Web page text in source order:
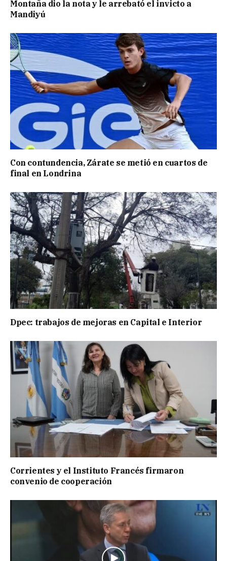
Montaña dio la nota y le arrebató el invicto a
Mandiyú
Con contundencia, Zárate se metió en cuartos de
final en Londrina
Dpec: trabajos de mejoras en Capital e Interior
Corrientes y el Instituto Francés firmaron
convenio de cooperación